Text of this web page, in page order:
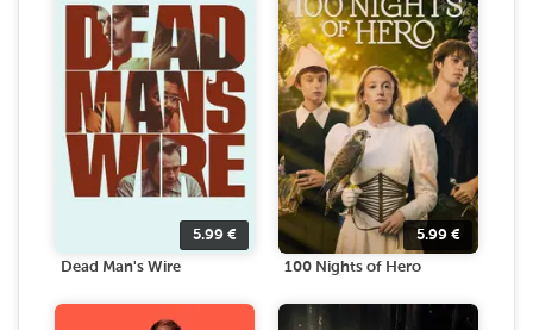
5.99 €
Dead Man's Wire
5.99 €
100 Nights of Hero